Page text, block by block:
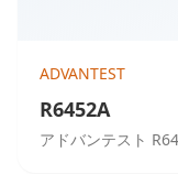
ADVANTEST
R6452A
アドバンテスト